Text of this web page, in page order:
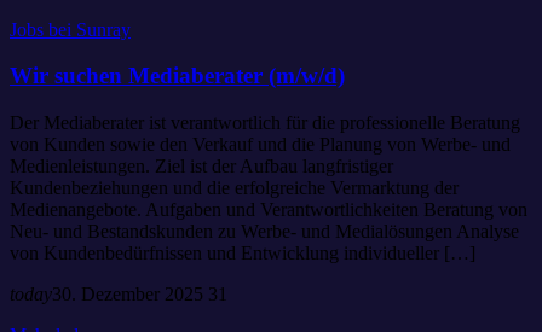
Jobs bei Sunray
Wir suchen Mediaberater (m/w/d)
Der Mediaberater ist verantwortlich für die professionelle Beratung
von Kunden sowie den Verkauf und die Planung von Werbe- und
Medienleistungen. Ziel ist der Aufbau langfristiger
Kundenbeziehungen und die erfolgreiche Vermarktung der
Medienangebote. Aufgaben und Verantwortlichkeiten Beratung von
Neu- und Bestandskunden zu Werbe- und Medialösungen Analyse
von Kundenbedürfnissen und Entwicklung individueller […]
today30. Dezember 2025 31